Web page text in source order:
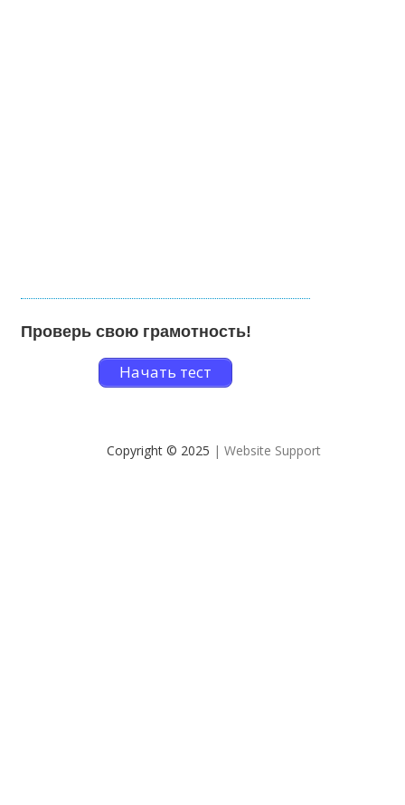
Проверь свою грамотность!
Начать тест
Copyright © 2025 | Website Support